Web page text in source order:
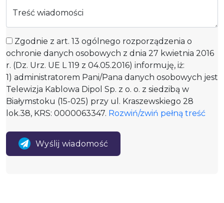
Treść wiadomości
Zgodnie z art. 13 ogólnego rozporządzenia o
ochronie danych osobowych z dnia 27 kwietnia 2016
r. (Dz. Urz. UE L 119 z 04.05.2016) informuję, iż:
1) administratorem Pani/Pana danych osobowych jest
Telewizja Kablowa Dipol Sp. z o. o. z siedzibą w
Białymstoku (15-025) przy ul. Kraszewskiego 28
lok.38, KRS: 0000063347. Rozwiń/zwiń pełną treść
Wyślij wiadomość